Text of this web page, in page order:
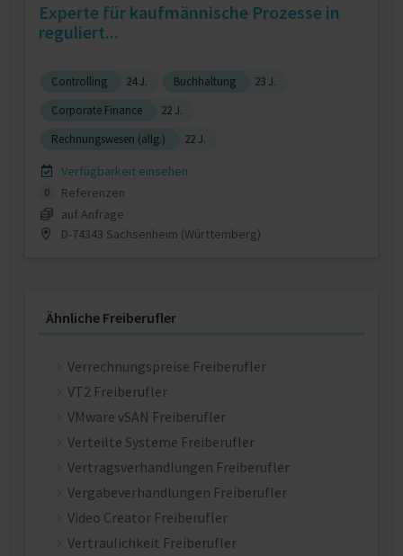
Experte für kaufmännische Prozesse in
reguliert...
Controlling 24 J. Buchhaltung
23 J.
Corporate Finance
22 J.
Rechnungswesen (allg.)
22 J.
Verfügbarkeit einsehen
0
Referenzen
auf Anfrage
D-74343 Sachsenheim (Württemberg)
Ähnliche Freiberufler
Verrechnungspreise Freiberufler
VT2 Freiberufler
VMware vSAN Freiberufler
Verteilte Systeme Freiberufler
Vertragsverhandlungen Freiberufler
Vergabeverhandlungen Freiberufler
Video Creator Freiberufler
Vertraulichkeit Freiberufler